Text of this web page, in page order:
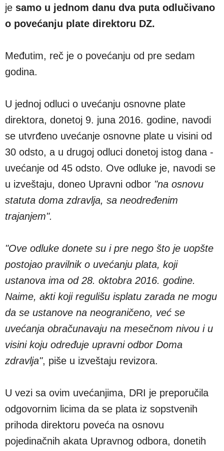
je samo u jednom danu dva puta odlučivano
o povećanju plate direktoru DZ.
Međutim, reč je o povećanju od pre sedam
godina.
U jednoj odluci o uvećanju osnovne plate
direktora, donetoj 9. juna 2016. godine, navodi
se utvrđeno uvećanje osnovne plate u visini od
30 odsto, a u drugoj odluci donetoj istog dana -
uvećanje od 45 odsto. Ove odluke je, navodi se
u izveštaju, doneo Upravni odbor "na osnovu
statuta doma zdravlja, sa neodređenim
trajanjem".
"Ove odluke donete su i pre nego što je uopšte
postojao pravilnik o uvećanju plata, koji
ustanova ima od 28. oktobra 2016. godine.
Naime, akti koji regulišu isplatu zarada ne mogu
da se ustanove na neograničeno, već se
uvećanja obračunavaju na mesečnom nivou i u
visini koju određuje upravni odbor Doma
zdravlja", piše u izveštaju revizora.
U vezi sa ovim uvećanjima, DRI je preporučila
odgovornim licima da se plata iz sopstvenih
prihoda direktoru poveća na osnovu
pojedinačnih akata Upravnog odbora, donetih